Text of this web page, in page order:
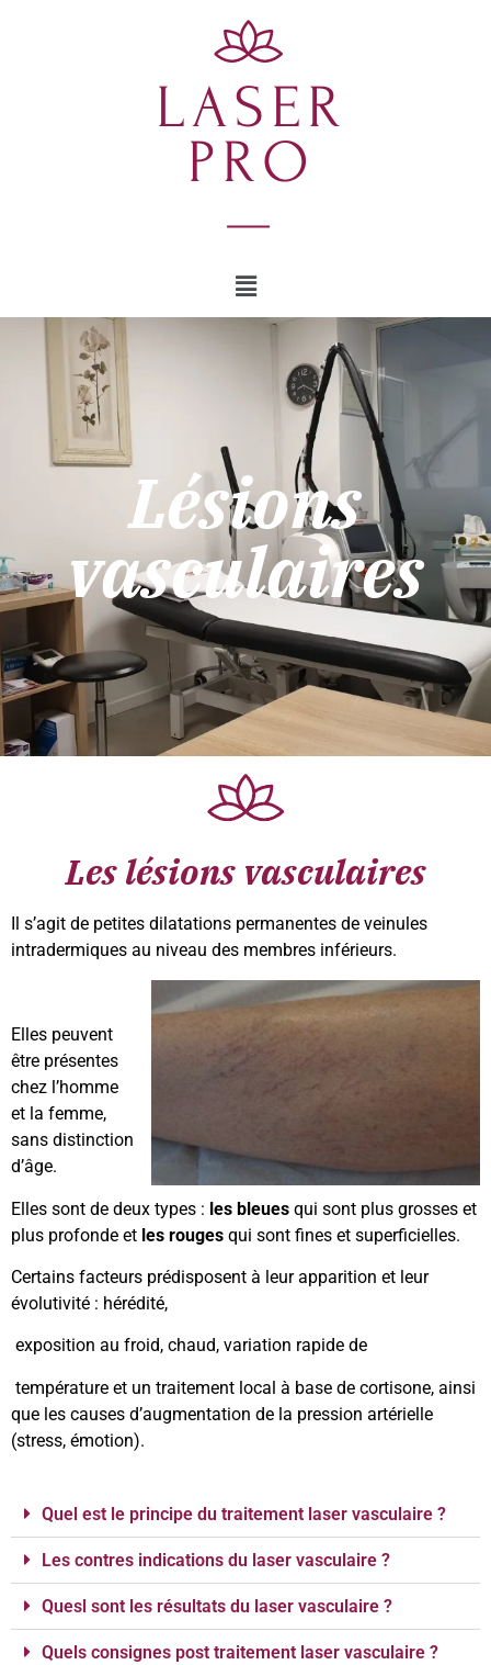
Lésions
vasculaires
Les lésions vasculaires
Il s’agit de petites dilatations permanentes de veinules
intradermiques au niveau des membres inférieurs.
Elles peuvent
être présentes
chez l’homme
et la femme,
sans distinction
d’âge.
Elles sont de deux types : les bleues qui sont plus grosses et
plus profonde et les rouges qui sont fines et superficielles.
Certains facteurs prédisposent à leur apparition et leur
évolutivité : hérédité,
exposition au froid, chaud, variation rapide de
température et un traitement local à base de cortisone, ainsi
que les causes d’augmentation de la pression artérielle
(stress, émotion).
Quel est le principe du traitement laser vasculaire ?
Les contres indications du laser vasculaire ?
Quesl sont les résultats du laser vasculaire ?
Quels consignes post traitement laser vasculaire ?